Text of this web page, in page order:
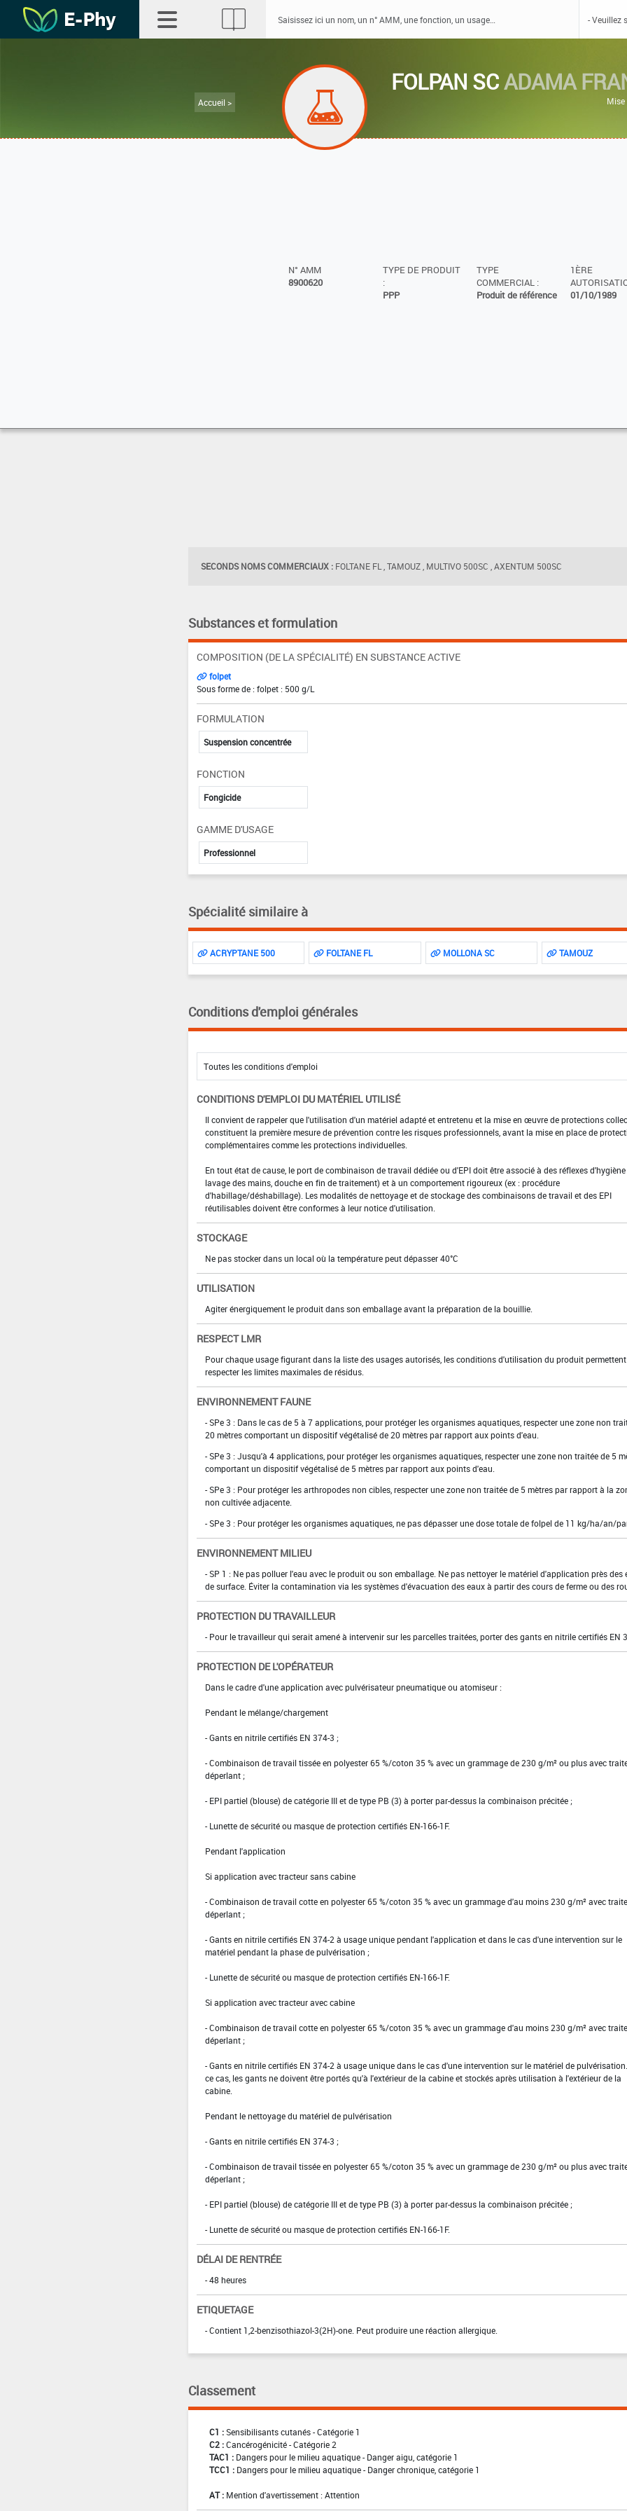
Accueil >
FOLPAN SCADAMA
N° AMM
8900620
TYPE DE PRODUIT
:
PPP
TYPE
COMMERCIAL :
Produit de référence
1ÈRE
01/10/1989
SECONDS NOMS COMMERCIAUX : FOLTANE FL , TAMOUZ , MULTIVO 500SC , AXENTUM 500SC
Substances et formulation
COMPOSITION (DE LA SPÉCIALITÉ) EN SUBSTANCE ACTIVE
folpet
Sous forme de : folpet : 500 g/L
FORMULATION
Suspension concentrée
FONCTION
Fongicide
GAMME D'USAGE
Professionnel
Spécialité similaire à
ACRYPTANE 500 FOLTANE FL MOLLONA SC TAMOUZ
Conditions d'emploi générales
CONDITIONS D'EMPLOI DU MATÉRIEL UTILISÉ
Il convient de rappeler que l'utilisation d'un matériel adapté et entretenu et la mise en œuvre de protections
constituent la première mesure de prévention contre les risques professionnels, avant la mise en place de
complémentaires comme les protections individuelles.
En tout état de cause, le port de combinaison de travail dédiée ou d'EPI doit être associé à des réflexes d'hygiène
lavage des mains, douche en fin de traitement) et à un comportement rigoureux (ex : procédure
d'habillage/déshabillage). Les modalités de nettoyage et de stockage des combinaisons de travail et des EPI
réutilisables doivent être conformes à leur notice d'utilisation.
STOCKAGE
Ne pas stocker dans un local où la température peut dépasser 40°C
UTILISATION
Agiter énergiquement le produit dans son emballage avant la préparation de la bouillie.
RESPECT LMR
Pour chaque usage figurant dans la liste des usages autorisés, les conditions d'utilisation du produit
respecter les limites maximales de résidus.
ENVIRONNEMENT FAUNE
- SPe 3 : Dans le cas de 5 à 7 applications, pour protéger les organismes aquatiques, respecter une zone non
20 mètres comportant un dispositif végétalisé de 20 mètres par rapport aux points d'eau.
- SPe 3 : Jusqu'à 4 applications, pour protéger les organismes aquatiques, respecter une zone non traitée de 5
comportant un dispositif végétalisé de 5 mètres par rapport aux points d'eau.
- SPe 3 : Pour protéger les arthropodes non cibles, respecter une zone non traitée de 5 mètres par rapport à la
non cultivée adjacente.
- SPe 3 : Pour protéger les organismes aquatiques, ne pas dépasser une dose totale de folpel de 11 kg/ha/an/
ENVIRONNEMENT MILIEU
- SP 1 : Ne pas polluer l'eau avec le produit ou son emballage. Ne pas nettoyer le matériel d'application près des
de surface. Éviter la contamination via les systèmes d'évacuation des eaux à partir des cours de ferme ou des
PROTECTION DU TRAVAILLEUR
- Pour le travailleur qui serait amené à intervenir sur les parcelles traitées, porter des gants en nitrile certifiés EN
PROTECTION DE L'OPÉRATEUR
Dans le cadre d'une application avec pulvérisateur pneumatique ou atomiseur :
Pendant le mélange/chargement
- Gants en nitrile certifiés EN 374-3 ;
- Combinaison de travail tissée en polyester 65 %/coton 35 % avec un grammage de 230 g/m² ou plus avec
déperlant ;
- EPI partiel (blouse) de catégorie III et de type PB (3) à porter par-dessus la combinaison précitée ;
- Lunette de sécurité ou masque de protection certifiés EN-166-1F.
Pendant l'application
Si application avec tracteur sans cabine
- Combinaison de travail cotte en polyester 65 %/coton 35 % avec un grammage d'au moins 230 g/m² avec
déperlant ;
- Gants en nitrile certifiés EN 374-2 à usage unique pendant l'application et dans le cas d'une intervention sur le
matériel pendant la phase de pulvérisation ;
- Lunette de sécurité ou masque de protection certifiés EN-166-1F.
Si application avec tracteur avec cabine
- Combinaison de travail cotte en polyester 65 %/coton 35 % avec un grammage d'au moins 230 g/m² avec
déperlant ;
- Gants en nitrile certifiés EN 374-2 à usage unique dans le cas d'une intervention sur le matériel de
ce cas, les gants ne doivent être portés qu'à l'extérieur de la cabine et stockés après utilisation à l'extérieur de la
cabine.
Pendant le nettoyage du matériel de pulvérisation
- Gants en nitrile certifiés EN 374-3 ;
- Combinaison de travail tissée en polyester 65 %/coton 35 % avec un grammage de 230 g/m² ou plus avec
déperlant ;
- EPI partiel (blouse) de catégorie III et de type PB (3) à porter par-dessus la combinaison précitée ;
- Lunette de sécurité ou masque de protection certifiés EN-166-1F.
DÉLAI DE RENTRÉE
- 48 heures
ETIQUETAGE
- Contient 1,2-benzisothiazol-3(2H)-one. Peut produire une réaction allergique.
Classement
C1 : Sensibilisants cutanés - Catégorie 1
C2 : Cancérogénicité - Catégorie 2
TAC1 : Dangers pour le milieu aquatique - Danger aigu, catégorie 1
TCC1 : Dangers pour le milieu aquatique - Danger chronique, catégorie 1
AT : Mention d'avertissement : Attention